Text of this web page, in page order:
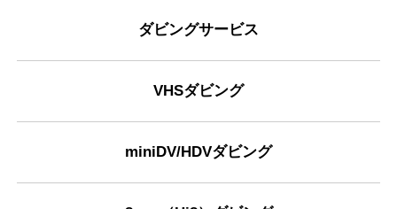
ダビングサービス
VHSダビング
miniDV/HDVダビング